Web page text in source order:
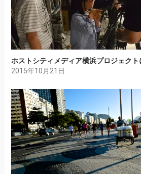
ホストシティメディア横浜プロジェクト
2015年10月21日